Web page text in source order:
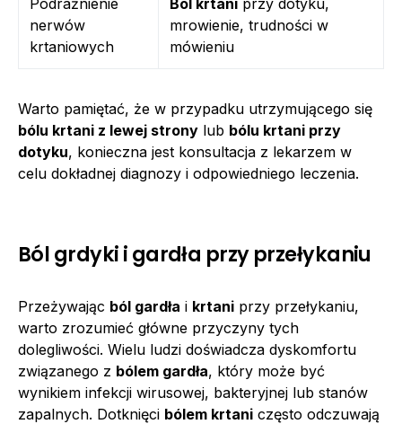
nerwów
krtaniowych
mrowienie, trudności w
mówieniu
Warto pamiętać, że w przypadku utrzymującego się
bólu krtani z lewej strony lub bólu krtani przy
dotyku, konieczna jest konsultacja z lekarzem w
celu dokładnej diagnozy i odpowiedniego leczenia.
Ból grdyki i gardła przy przełykaniu
Przeżywając ból gardła i krtani przy przełykaniu,
warto zrozumieć główne przyczyny tych
dolegliwości. Wielu ludzi doświadcza dyskomfortu
związanego z bólem gardła, który może być
wynikiem infekcji wirusowej, bakteryjnej lub stanów
zapalnych. Dotknięci bólem krtani często odczuwają